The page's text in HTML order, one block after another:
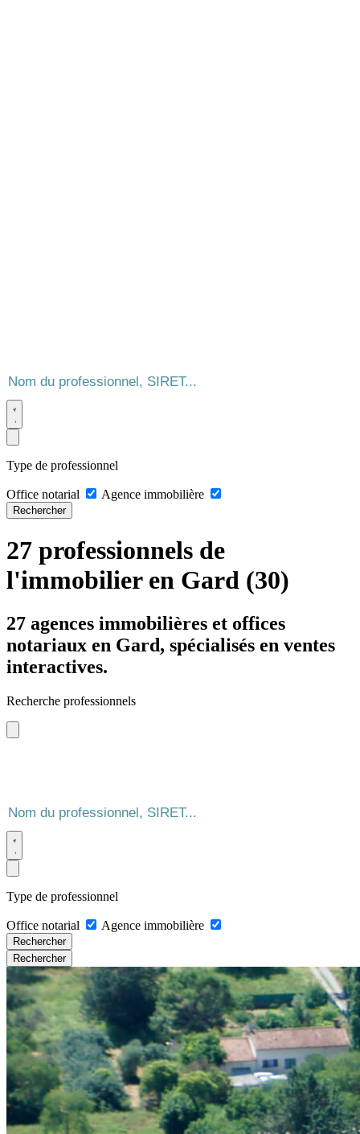
Type de professionnel
Office notarial Agence immobilière
Rechercher
27 professionnels de
l'immobilier en Gard (30)
27 agences immobilières et offices
notariaux en Gard, spécialisés en ventes
interactives.
Recherche professionnels
Type de professionnel
Office notarial Agence immobilière
Rechercher
Rechercher